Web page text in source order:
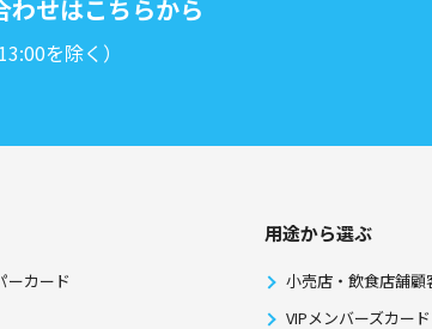
わせはこちらから
を除く）
ーカード
⽤途から選ぶ
小売店・飲食店舗顧
VIPメンバーズカード